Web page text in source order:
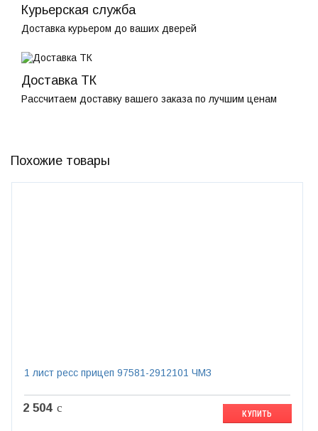
Курьерская служба
Доставка курьером до ваших дверей
Доставка ТК
Рассчитаем доставку вашего заказа по лучшим ценам
Похожие товары
1 лист ресс прицеп 97581-2912101 ЧМЗ
2 504 c КУПИТЬ